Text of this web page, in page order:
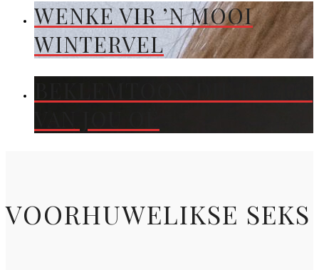
WENKE VIR ’N MOOI
WINTERVEL
VOORHUWELIKSE SEKS